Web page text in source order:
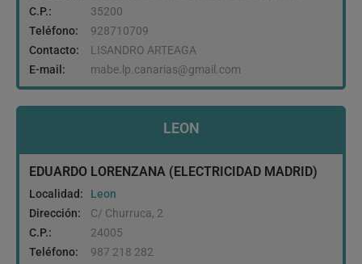
C.P.:
35200
Teléfono:
928710709
Contacto:
LISANDRO ARTEAGA
E-mail:
mabe.lp.canarias@gmail.com
LEON
EDUARDO LORENZANA (ELECTRICIDAD MADRID)
Localidad:
Leon
Dirección:
C/ Churruca, 2
C.P.:
24005
Teléfono:
987 218 282